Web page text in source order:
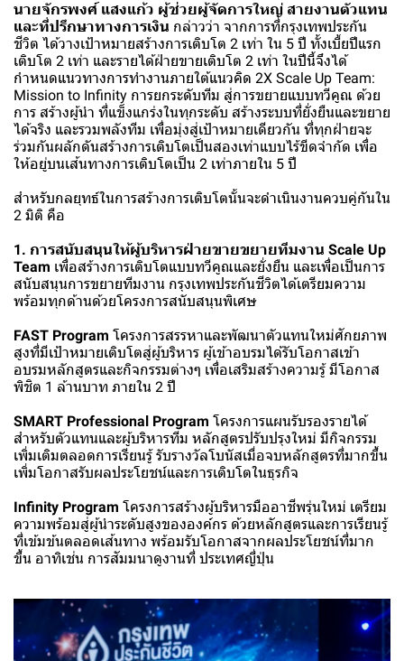
นายจักรพงศ์ แสงแก้ว ผู้ช่วยผู้จัดการใหญ่ สายงานตัวแทน
และที่ปรึกษาทางการเงิน กล่าวว่า จากการที่กรุงเทพประกัน
ชีวิต ได้วางเป้าหมายสร้างการเติบโต 2 เท่า ใน 5 ปี ทั้งเบี้ยปีแรก
เติบโต 2 เท่า และรายได้ฝ่ายขายเติบโต 2 เท่า ในปีนี้จึงได้
กำหนดแนวทางการทำงานภายใต้แนวคิด 2X Scale Up Team:
Mission to Infinity การยกระดับทีม สู่การขยายแบบทวีคูณ ด้วย
การ สร้างผู้นำ ที่แข็งแกร่งในทุกระดับ สร้างระบบที่ยั่งยืนและขยาย
ได้จริง และรวมพลังทีม เพื่อมุ่งสู่เป้าหมายเดียวกัน ที่ทุกฝ่ายจะ
ร่วมกันผลักดันสร้างการเติบโตเป็นสองเท่าแบบไร้ขีดจำกัด เพื่อ
ให้อยู่บนเส้นทางการเติบโตเป็น 2 เท่าภายใน 5 ปี
สำหรับกลยุทธ์ในการสร้างการเติบโตนั้นจะดำเนินงานควบคู่กันใน
2 มิติ คือ
1. การสนับสนุนให้ผู้บริหารฝ่ายขายขยายทีมงาน Scale Up
Team เพื่อสร้างการเติบโตแบบทวีคูณและยั่งยืน และเพื่อเป็นการ
สนับสนุนการขยายทีมงาน กรุงเทพประกันชีวิตได้เตรียมความ
พร้อมทุกด้านด้วยโครงการสนับสนุนพิเศษ
FAST Program โครงการสรรหาและพัฒนาตัวแทนใหม่ศักยภาพ
สูงที่มีเป้าหมายเติบโตสู่ผู้บริหาร ผู้เข้าอบรมได้รับโอกาสเข้า
อบรมหลักสูตรและกิจกรรมต่างๆ เพื่อเสริมสร้างความรู้ มีโอกาส
พิชิต 1 ล้านบาท ภายใน 2 ปี
SMART Professional Program โครงการแผนรับรองรายได้
สำหรับตัวแทนและผู้บริหารทีม หลักสูตรปรับปรุงใหม่ มีกิจกรรม
เพิ่มเติมตลอดการเรียนรู้ รับรางวัลโบนัสเมื่อจบหลักสูตรที่มากขึ้น
เพิ่มโอกาสรับผลประโยชน์และการเติบโตในธุรกิจ
Infinity Program โครงการสร้างผู้บริหารมืออาชีพรุ่นใหม่ เตรียม
ความพร้อมสู่ผู้นำระดับสูงขององค์กร ด้วยหลักสูตรและการเรียนรู้
ที่เข้มข้นตลอดเส้นทาง พร้อมรับโอกาสจากผลประโยชน์ที่มาก
ขึ้น อาทิเช่น การสัมมนาดูงานที่ ประเทศญี่ปุ่น